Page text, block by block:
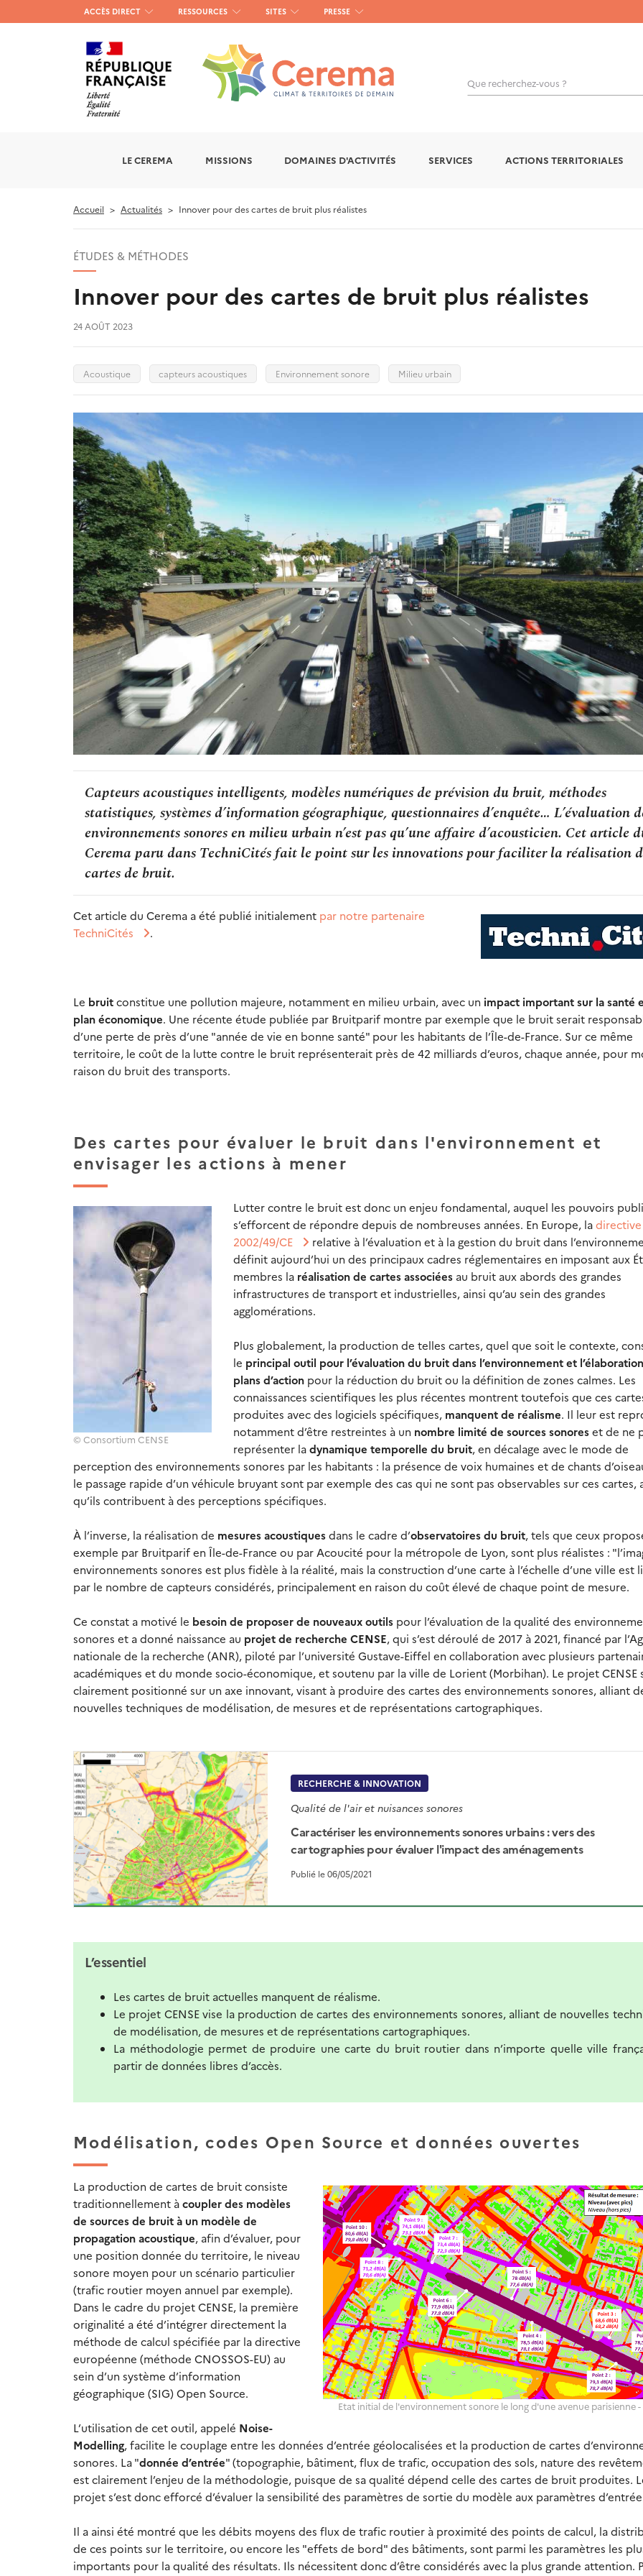
Menu
haut
gauche
ACCÈS DIRECT RESSOURCES SITES PRESSE
Que recherchez-vous ?
LE CEREMA MISSIONS DOMAINES D'ACTIVITÉS SERVICES ACTIONS TERRITORIALES
Accueil Actualités Innover pour des cartes de bruit plus réalistes
ÉTUDES & MÉTHODES
Innover pour des cartes de bruit plus réalistes
24 AOÛT 2023
Acoustique capteurs acoustiques Environnement sonore Milieu urbain
Capteurs acoustiques intelligents, modèles numériques de prévision du bruit, méthodes
statistiques, systèmes d’information géographique, questionnaires d’enquête… L’évaluation
environnements sonores en milieu urbain n’est pas qu’une affaire d’acousticien. Cet article
Cerema paru dans TechniCités fait le point sur les innovations pour faciliter la réalisation
cartes de bruit.
Cet article du Cerema a été publié initialement par notre partenaire
TechniCités
.
Le bruitconstitue une pollution majeure, notamment en milieu urbain, avec un impact important sur la santé
plan économique. Une récente étude publiée par Bruitparif montre par exemple que le bruit serait
d’une perte de près d’une "année de vie en bonne santé" pour les habitants de l’Île-de-France. Sur ce même
territoire, le coût de la lutte contre le bruit représenterait près de 42 milliards d’euros, chaque année, pour
raison du bruit des transports.
Des cartes pour évaluer le bruit dans l'environnement et
envisager les actions à mener
© Consortium CENSE
Lutter contre le bruit est donc un enjeu fondamental, auquel les pouvoirs
s’efforcent de répondre depuis de nombreuses années. En Europe, ladirective
2002/49/CE
relative à l’évaluation et à la gestion du bruit dans
définit aujourd’hui un des principaux cadres réglementaires en imposant aux
membres la réalisation de cartes associées au bruit aux abords des grandes
infrastructures de transport et industrielles, ainsi qu’au sein des grandes
agglomérations.
Plus globalement, la production de telles cartes, quel que soit le contexte,
le principal outil pour l’évaluation du bruit dans l’environnement et
plans d’action pour la réduction du bruit ou la définition de zones calmes. Les
connaissances scientifiques les plus récentes montrent toutefois que ces
produites avec des logiciels spécifiques, manquent de réalisme. Il leur est
notamment d’être restreintes à un nombre limité de sources sonoreset de ne
représenter ladynamique temporelle du bruit, en décalage avec le mode de
perception des environnements sonores par les habitants : la présence de voix humaines et de chants
le passage rapide d’un véhicule bruyant sont par exemple des cas qui ne sont pas observables sur ces cartes,
qu’ils contribuent à des perceptions spécifiques.
À l’inverse, la réalisation de mesures acoustiquesdans le cadre d’observatoires du bruit, tels que ceux
exemple par Bruitparif en Île-de-France ou par Acoucité pour la métropole de Lyon, sont plus réalistes :
environnements sonores est plus fidèle à la réalité, mais la construction d’une carte à l’échelle d’une ville est
par le nombre de capteurs considérés, principalement en raison du coût élevé de chaque point de mesure.
Ce constat a motivé le besoin de proposer de nouveaux outils pour l’évaluation de la qualité des
sonores et a donné naissance au projet de recherche CENSE, qui s’est déroulé de 2017 à 2021, financé par
nationale de la recherche (ANR), piloté par l’université Gustave-Eiffel en collaboration avec plusieurs
académiques et du monde socio-économique, et soutenu par la ville de Lorient (Morbihan). Le projet CENSE
clairement positionné sur un axe innovant, visant à produire des cartes des environnements sonores, alliant
nouvelles techniques de modélisation, de mesures et de représentations cartographiques.
RECHERCHE & INNOVATION
Qualité de l'air et nuisances sonores
Caractériser les environnements sonores urbains : vers des
cartographies pour évaluer l'impact des aménagements
Publié le 06/05/2021
L’essentiel
Les cartes de bruit actuelles manquent de réalisme.
Le projet CENSE vise la production de cartes des environnements sonores, alliant de nouvelles
de modélisation, de mesures et de représentations cartographiques.
La méthodologie permet de produire une carte du bruit routier dans n’importe quelle ville
partir de données libres d’accès.
Modélisation, codes Open Source et données ouvertes
Etat initial de l'environnement sonore le long d'une avenue parisienne -
La production de cartes de bruit consiste
traditionnellement àcoupler des modèles
de sources de bruit à un modèle de
propagation acoustique, afin d’évaluer, pour
une position donnée du territoire, le niveau
sonore moyen pour un scénario particulier
(trafic routier moyen annuel par exemple).
Dans le cadre du projet CENSE, la première
originalité a été d’intégrer directement la
méthode de calcul spécifiée par la directive
européenne (méthode CNOSSOS-EU) au
sein d’un système d’information
géographique (SIG) Open Source.
L’utilisation de cet outil, appelé Noise-
Modelling, facilite le couplage entre les données d’entrée géolocalisées et la production de cartes
sonores. La "donnée d’entrée" (topographie, bâtiment, flux de trafic, occupation des sols, nature des
est clairement l’enjeu de la méthodologie, puisque de sa qualité dépend celle des cartes de bruit produites.
projet s’est donc efforcé d’évaluer la sensibilité des paramètres de sortie du modèle aux paramètres
Il a ainsi été montré que les débits moyens des flux de trafic routier à proximité des points de calcul, la
de ces points sur le territoire, ou encore les "effets de bord" des bâtiments, sont parmi les paramètres les
importants pour la qualité des résultats. Ils nécessitent donc d’être considérés avec la plus grande attention.